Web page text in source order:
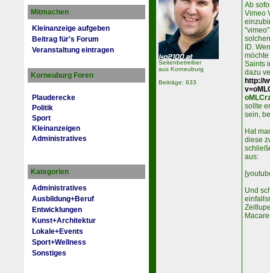
Mitmachen
Kleinanzeige aufgeben
Beitrag für's Forum
Veranstaltung eintragen
Korneuburg Foren
Plauderecke
Politik
Sport
Kleinanzeigen
Administratives
Kategorien
Administratives
Ausbildung+Beruf
Entwicklungen
Kunst+Architektur
Lokale+Events
Sport+Wellness
Sonstiges
Seitenbetreiber
aus Korneuburg
Beiträge: 633
Ab
Vimeo
ID.
Saints
dazu
http://
sollte
sein,
Hat
diese
aus:
[yout
Und